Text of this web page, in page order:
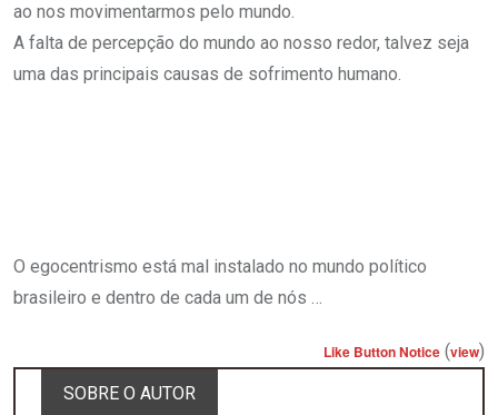
ao nos movimentarmos pelo mundo.
A falta de percepção do mundo ao nosso redor, talvez seja
uma das principais causas de sofrimento humano.
O egocentrismo está mal instalado no mundo político
brasileiro e dentro de cada um de nós …
Like Button Notice (view)
SOBRE O AUTOR